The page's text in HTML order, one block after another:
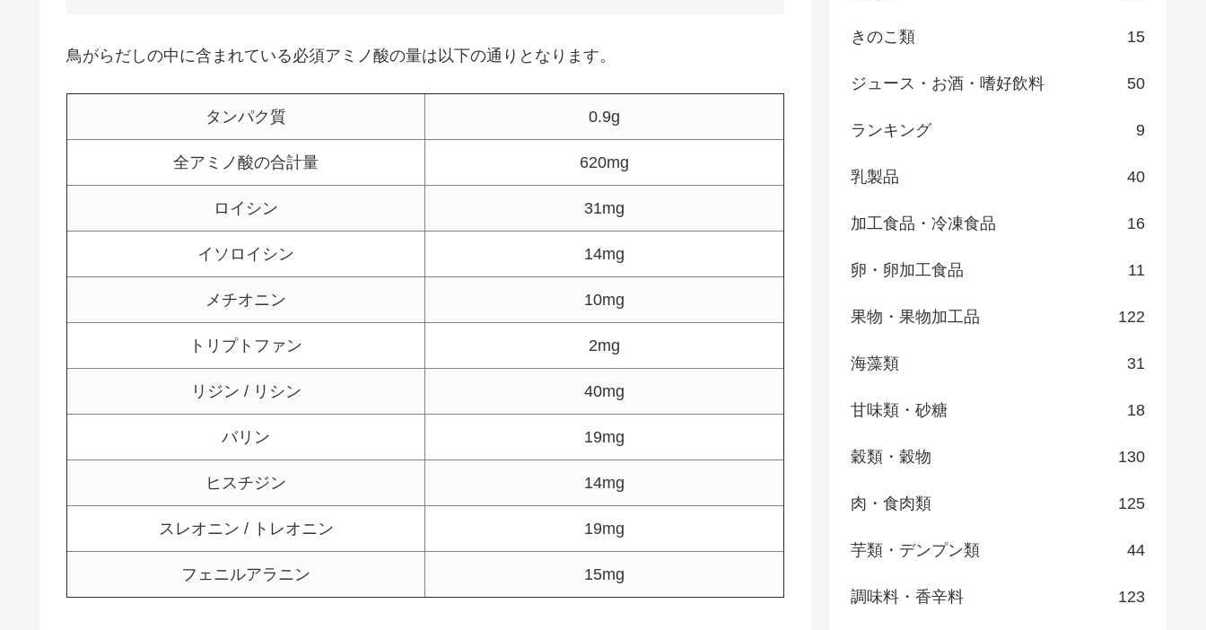
鳥がらだしの中に含まれている必須アミノ酸の量は以下の通りとなります。
タンパク質 0.9g
全アミノ酸の合計量 620mg
ロイシン 31mg
イソロイシン 14mg
メチオニン 10mg
トリプトファン 2mg
リジン / リシン 40mg
バリン 19mg
ヒスチジン 14mg
スレオニン / トレオニン 19mg
フェニルアラニン 15mg
きのこ類 15
ジュース・お酒・嗜好飲料 50
ランキング 9
乳製品 40
加工食品・冷凍食品 16
卵・卵加工食品 11
果物・果物加工品 122
海藻類 31
甘味類・砂糖 18
穀類・穀物 130
肉・食肉類 125
芋類・デンプン類 44
調味料・香辛料 123